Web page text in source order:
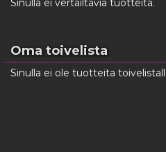
Sinulla ei vertailtavia tuotteita.
Oma toivelista
Sinulla ei ole tuotteita